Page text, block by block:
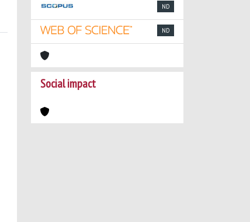
ND
ND
Social impact